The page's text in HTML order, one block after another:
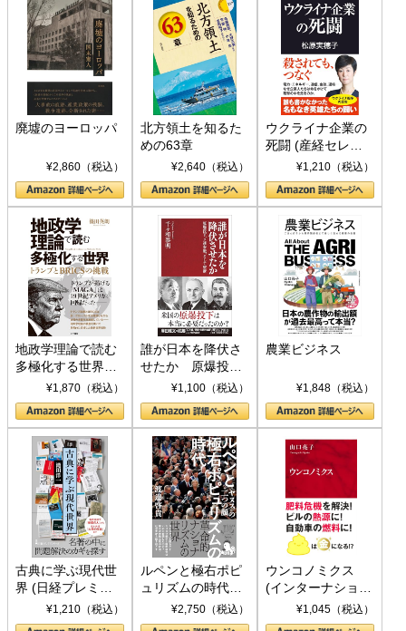
廃墟のヨーロッパ
¥2,860（税込）
北方領土を知るた
めの63章
¥2,640（税込）
ウクライナ企業の
死闘 (産経セレク
ト S 039)¥1,210（税込）
地政学理論で読む
多極化する世界：
トランプとBRICS
の挑戦
¥1,870（税込）
誰が日本を降伏さ
せたか 原爆投
下、ソ連参戦、そ
して聖断 (PHP新
書)
¥1,100（税込）
農業ビジネス
¥1,848（税込）
古典に学ぶ現代世
界 (日経プレミア
シリーズ)¥1,210（税込）
ルペンと極右ポピ
ュリズムの時代：
〈ヤヌス〉の二つ
の顔
¥2,750（税込）
ウンコノミクス
(インターナショナ
ル新書)¥1,045（税込）